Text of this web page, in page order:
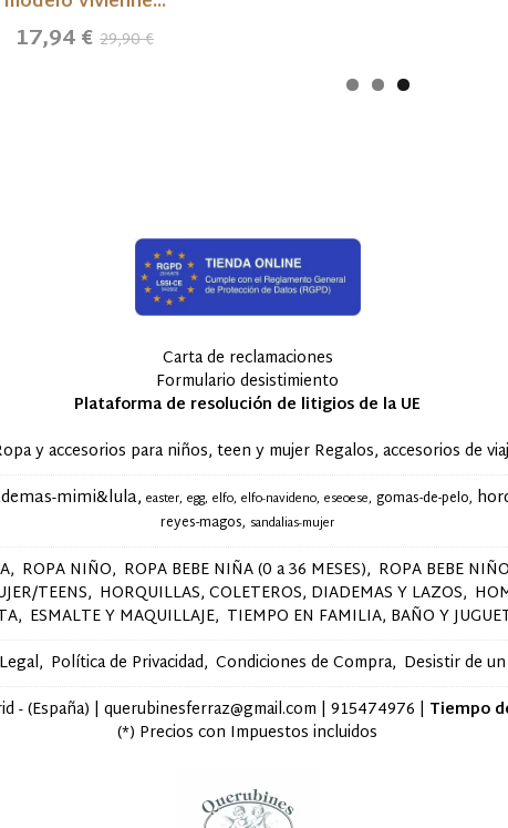
17,94 €29,90 €
Carta de reclamaciones
Formulario desistimiento
Plataforma de resolución de litigios de la UE
y accesorios para niños, teen y mujer Regalos, accesorios de
mimi&lula easter egg elfo elfo-navideno eseoese gomas-de-pelo
reyes-magos sandalias-mujer
ROPA NIÑO ROPA BEBE NIÑA (0 a 36 MESES) ROPA BEBE
TEENS HORQUILLAS, COLETEROS, DIADEMAS Y LAZOS
ESMALTE Y MAQUILLAJE TIEMPO EN FAMILIA, BAÑO Y
Política de Privacidad Condiciones de Compra Desistir de
- (España) | querubinesferraz@gmail.com | 915474976 | Tiempo
(*) Precios con Impuestos incluidos